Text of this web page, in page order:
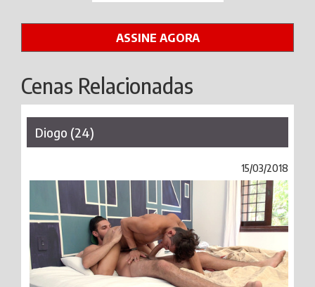
ASSINE AGORA
Cenas Relacionadas
Diogo (24)
15/03/2018